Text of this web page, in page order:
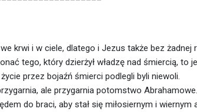
krwi i w ciele, dlatego i Jezus także bez żadnej
tego, który dzierżył władzę nad śmiercią, to
przez bojaźń śmierci podlegli byli niewoli.
ale przygarnia potomstwo
do braci, aby stał się miłosiernym i wiernym